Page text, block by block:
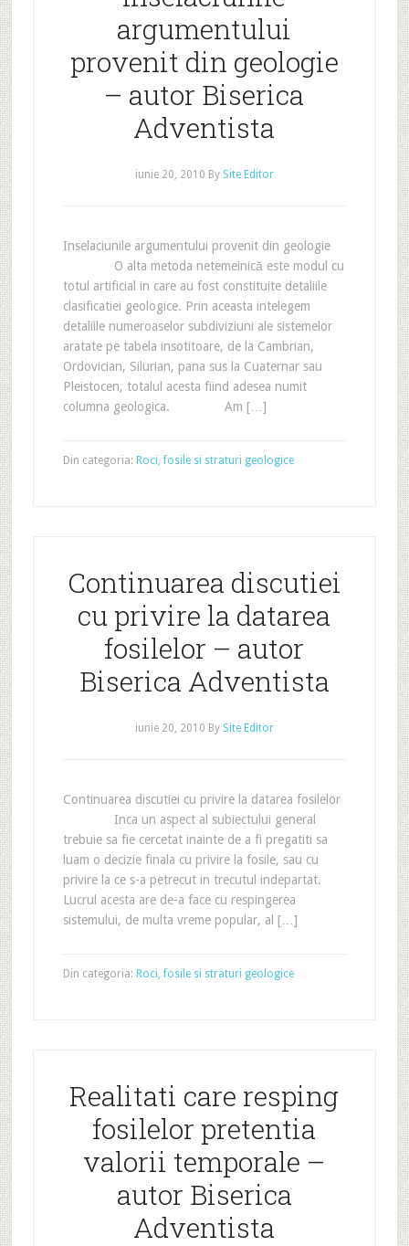
argumentului
provenit din geologie
– autor Biserica
Adventista
iunie 20, 2010 By Site Editor
Inselaciunile argumentului provenit din geologie
O alta metoda netemeinică este modul cu
totul artificial in care au fost constituite detaliile
clasificatiei geologice. Prin aceasta intelegem
detaliile numeroaselor subdiviziuni ale sistemelor
aratate pe tabela insotitoare, de la Cambrian,
Ordovician, Silurian, pana sus la Cuaternar sau
Pleistocen, totalul acesta fiind adesea numit
columna geologica. Am […]
Din categoria: Roci, fosile si straturi geologice
Continuarea discutiei
cu privire la datarea
fosilelor – autor
Biserica Adventista
iunie 20, 2010 By Site Editor
Continuarea discutiei cu privire la datarea fosilelor
Inca un aspect al subiectului general
trebuie sa fie cercetat inainte de a fi pregatiti sa
luam o decizie finala cu privire la fosile, sau cu
privire la ce s-a petrecut in trecutul indepartat.
Lucrul acesta are de-a face cu respingerea
sistemului, de multa vreme popular, al […]
Din categoria: Roci, fosile si straturi geologice
Realitati care resping
fosilelor pretentia
valorii temporale –
autor Biserica
Adventista